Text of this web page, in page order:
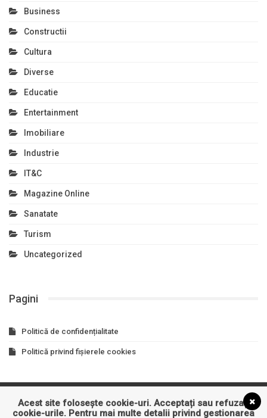
Business
Constructii
Cultura
Diverse
Educatie
Entertainment
Imobiliare
Industrie
IT&C
Magazine Online
Sanatate
Turism
Uncategorized
Pagini
Politică de confidențialitate
Politică privind fișierele cookies
Asigurari Auto Business Constructii Cultura
Acest site folosește cookie-uri. Acceptați sau refuzați
cookie-urile. Pentru mai multe detalii privind gestionarea